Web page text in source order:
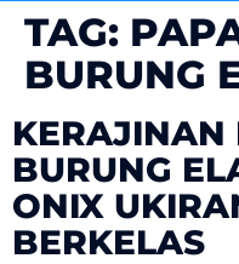
TAG:
BURUNG
BURUNG
ONIX
BERKELAS